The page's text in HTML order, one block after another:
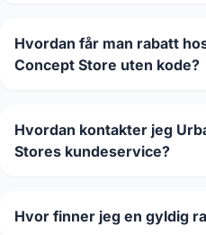
Hvordan får man rabatt
Concept Store uten kode?
Hvordan kontakter jeg
Stores kundeservice?
Hvor finner jeg en gyldig